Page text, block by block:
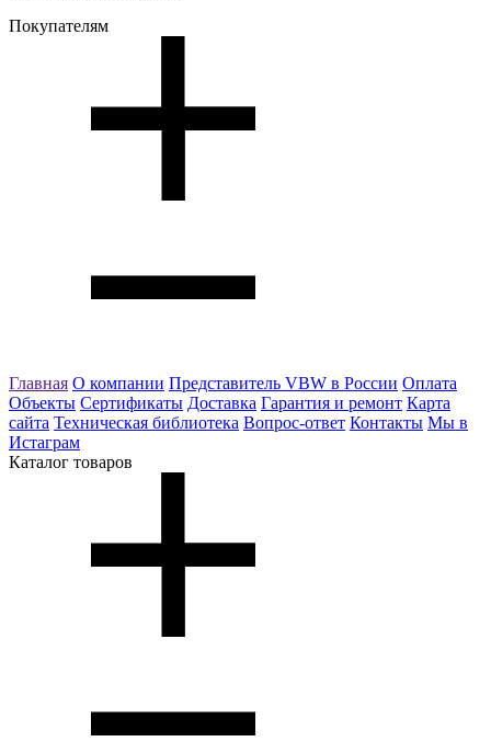
Покупателям
Главная О компании Представитель VBW в России Оплата
Объекты Сертификаты Доставка Гарантия и ремонт Карта
сайта Техническая библиотека Вопрос-ответ Контакты Мы в
Истаграм
Каталог товаров